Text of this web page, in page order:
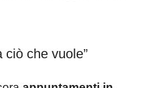
ciò che vuole”